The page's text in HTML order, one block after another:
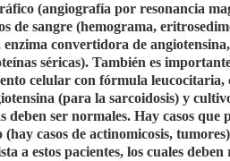
(angiografía por resonancia
de sangre (hemograma,
convertidora de
séricas). También es
celular con fórmula leucocitaria,
(para la sarcoidosis) y
ser normales. Hay casos
casos de actinomicosis,
a estos pacientes, los cuales